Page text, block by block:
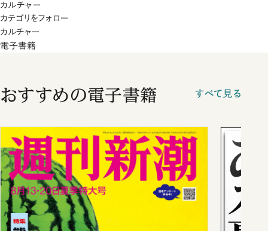
カルチャー
カテゴリをフォロー
カルチャー
電子書籍
おすすめの電子書籍 すべて見る